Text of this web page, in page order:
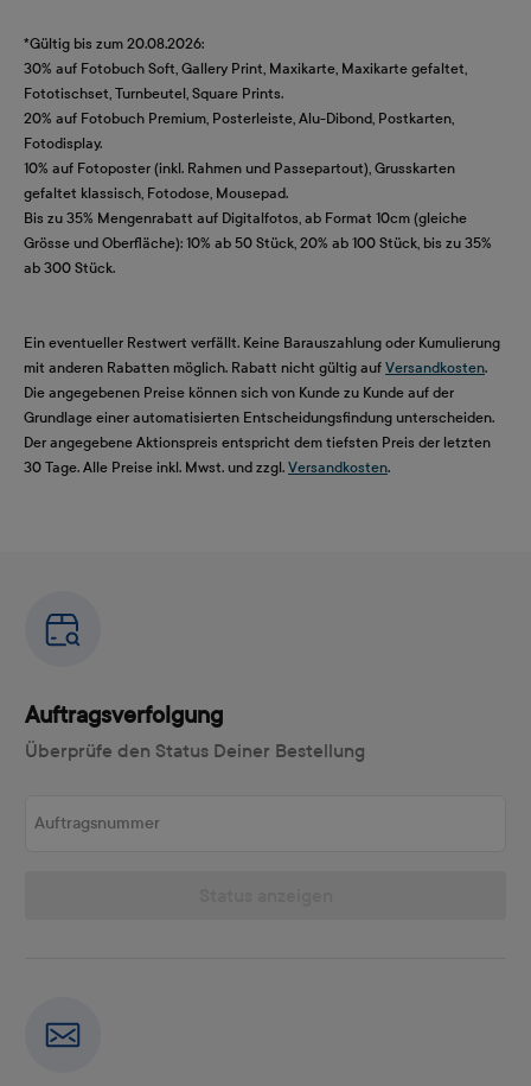
hilfreiche Stütze bieten. Probiere es gleich aus und
erstelle Dein Fotobuch als Geburtstagsgeschenk
online!
*Gültig bis zum 20.08.2026:
30% auf Fotobuch Soft, Gallery Print, Maxikarte, Maxikarte gefaltet,
Fototischset, Turnbeutel, Square Prints.
20% auf Fotobuch Premium, Posterleiste, Alu-Dibond, Postkarten,
Fotodisplay.
10% auf Fotoposter (inkl. Rahmen und Passepartout), Grusskarten
gefaltet klassisch, Fotodose, Mousepad.
Bis zu 35% Mengenrabatt auf Digitalfotos, ab Format 10cm (gleiche
Grösse und Oberfläche): 10% ab 50 Stück, 20% ab 100 Stück, bis zu 35%
ab 300 Stück.
Ein eventueller Restwert verfällt. Keine Barauszahlung oder Kumulierung
mit anderen Rabatten möglich. Rabatt nicht gültig auf Versandkosten.
Die angegebenen Preise können sich von Kunde zu Kunde auf der
Grundlage einer automatisierten Entscheidungsfindung unterscheiden.
Der angegebene Aktionspreis entspricht dem tiefsten Preis der letzten
30 Tage. Alle Preise inkl. Mwst. und zzgl. Versandkosten.
Auftragsverfolgung
Überprüfe den Status Deiner Bestellung